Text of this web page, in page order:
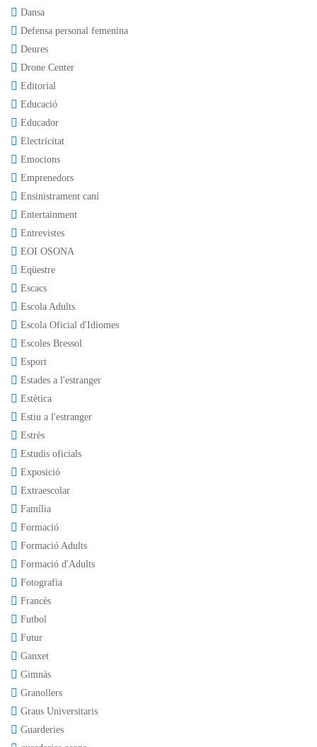
Dansa
Defensa personal femenina
Deures
Drone Center
Editorial
Educació
Educador
Electricitat
Emocions
Emprenedors
Ensinistrament caní
Entertainment
Entrevistes
EOI OSONA
Eqüestre
Escacs
Escola Adults
Escola Oficial d'Idiomes
Escoles Bressol
Esport
Estades a l'estranger
Estètica
Estiu a l'estranger
Estrès
Estudis oficials
Exposició
Extraescolar
Família
Formació
Formació Adults
Formació d'Adults
Fotografia
Francès
Futbol
Futur
Ganxet
Gimnàs
Granollers
Graus Universitaris
Guarderies